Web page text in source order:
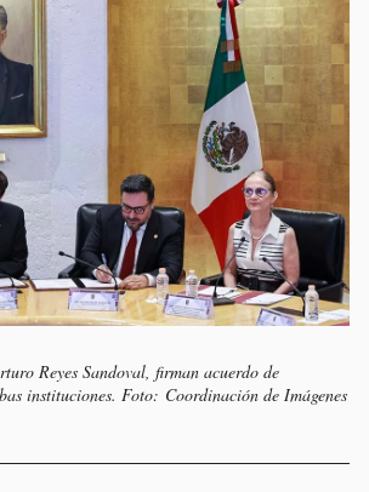
Reyes Sandoval, firman acuerdo de
instituciones. Foto: Coordinación de Imágenes